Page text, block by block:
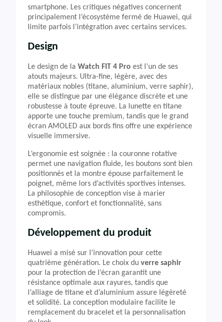
smartphone. Les critiques négatives concernent
principalement l’écosystème fermé de Huawei, qui
limite parfois l’intégration avec certains services.
Design
Le design de la Watch FIT 4 Pro est l’un de ses
atouts majeurs. Ultra-fine, légère, avec des
matériaux nobles (titane, aluminium, verre saphir),
elle se distingue par une élégance discrète et une
robustesse à toute épreuve. La lunette en titane
apporte une touche premium, tandis que le grand
écran AMOLED aux bords fins offre une expérience
visuelle immersive.
L’ergonomie est soignée : la couronne rotative
permet une navigation fluide, les boutons sont bien
positionnés et la montre épouse parfaitement le
poignet, même lors d’activités sportives intenses.
La philosophie de conception vise à marier
esthétique, confort et fonctionnalité, sans
compromis.
Développement du produit
Huawei a misé sur l’innovation pour cette
quatrième génération. Le choix du verre saphir
pour la protection de l’écran garantit une
résistance optimale aux rayures, tandis que
l’alliage de titane et d’aluminium assure légèreté
et solidité. La conception modulaire facilite le
remplacement du bracelet et la personnalisation